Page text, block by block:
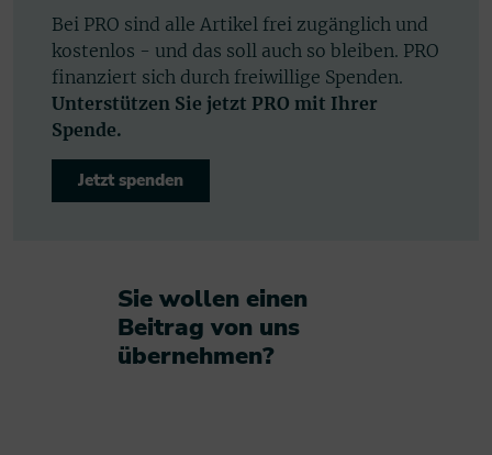
Bei PRO sind alle Artikel frei zugänglich und
kostenlos - und das soll auch so bleiben. PRO
finanziert sich durch freiwillige Spenden.
Unterstützen Sie jetzt PRO mit Ihrer
Spende.
Jetzt spenden
Sie wollen einen
Beitrag von uns
übernehmen?​